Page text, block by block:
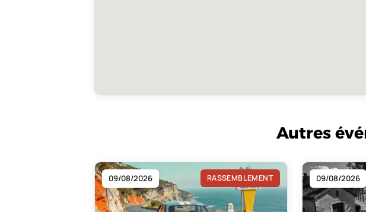
Autres
09/08/2026 RASSEMBLEMENT 09/08/2026